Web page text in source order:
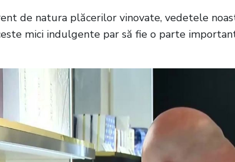
de natura plăcerilor vinovate, vedetele
mici indulgente par să fie o parte